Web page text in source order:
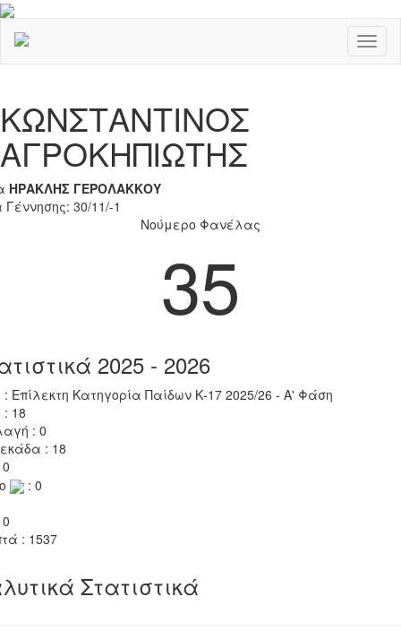
ΚΩΝΣΤΑΝΤΙΝΟΣ
ΑΓΡΟΚΗΠΙΩΤΗΣ
ΗΡΑΚΛΗΣ ΓΕΡΟΛΑΚΚΟΥ
30/11/-1
Νούμερο Φανέλας
35
2025 - 2026
: Επίλεκτη Κατηγορία Παίδων Κ-17 2025/26 - Α' Φάση
18
: 0
: 18
: 0
: 1537
Στατιστικά